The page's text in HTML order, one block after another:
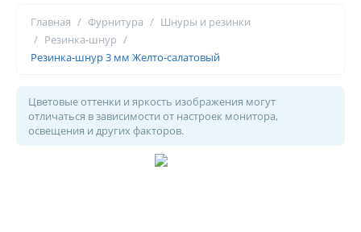
Главная / Фурнитура / Шнуры и резинки
/ Резинка-шнур /
Резинка-шнур 3 мм Желто-салатовый
Цветовые оттенки и яркость изображения могут
отличаться в зависимости от настроек монитора,
освещения и других факторов.